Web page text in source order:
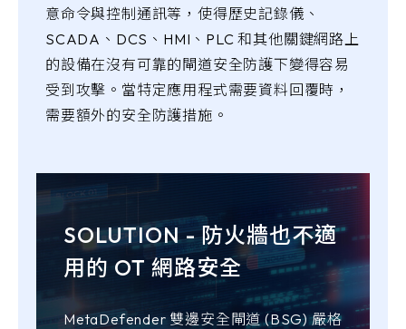
意命令與控制通訊等，使得歷史記錄儀、
SCADA、DCS、HMI、PLC 和其他關鍵網路上
的設備在沒有可靠的閘道安全防護下變得容易
受到攻擊。當特定應用程式需要資料回覆時，
需要額外的安全防護措施。
SOLUTION - 防火牆也不適
用的 OT 網路安全
MetaDefender 雙邊安全閘道 (BSG) 嚴格